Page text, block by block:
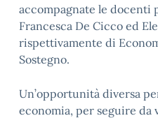
accompagnate le docenti
Francesca De Cicco ed
rispettivamente di
Sostegno.
Un’opportunità diversa
economia, per seguire